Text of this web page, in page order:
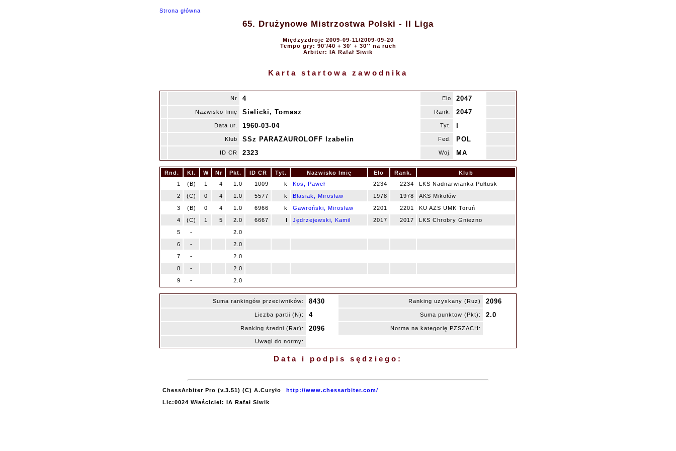
Strona główna
65. Drużynowe Mistrzostwa Polski - II Liga
Międzyzdroje 2009-09-11/2009-09-20
Tempo gry: 90'/40 + 30' + 30'' na ruch
Arbiter: IA Rafał Siwik
Karta startowa zawodnika
Nr 4 Elo 2047
Nazwisko Imię Sielicki, Tomasz Rank. 2047
Data ur. 1960-03-04 Tyt.
Klub SSz PARAZAUROLOFF Izabelin Fed. POL
ID CR 2323 Woj. MA
Rnd. Kl. W Nr Pkt. ID CR Tyt. Nazwisko Imię Elo Rank.
Klub
1
(B) 1 4 1.0 1009 k Kos, Paweł 2234 2234
LKS Nadnarwianka Pułtusk
2
(C) 0 4 1.0 5577 k Błasiak, Mirosław 1978 1978
AKS Mikołów
3
(B) 0 4 1.0 6966 k Gawroński, Mirosław 2201 2201
KU AZS UMK Toruń
4
(C) 1 5 2.0 6667 I Jędrzejewski, Kamil 2017 2017
LKS Chrobry Gniezno
5
-
2.0
6
-
2.0
7
-
2.0
8
-
2.0
9
- 2.0
Suma rankingów przeciwników: 8430 Ranking uzyskany (Ruz) 2096
Liczba partii (N): 4 Suma punktow (Pkt): 2.0
Ranking średni (Rar): 2096 Norma na kategorię PZSZACH:
Uwagi do normy:
Data i podpis sędziego:
ChessArbiter Pro (v.3.51) (C) A.Curyło
http://www.chessarbiter.com/
Lic:0024 Właściciel: IA Rafał Siwik